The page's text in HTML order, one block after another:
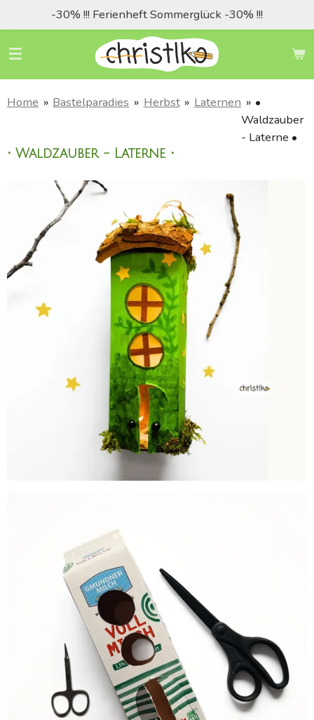
Hauptinhalt
springen
-30% !!! Ferienheft Sommerglück -30% !!!
Home » Bastelparadies » Herbst » Laternen » •
Waldzauber
- Laterne •
• Waldzauber - Laterne •